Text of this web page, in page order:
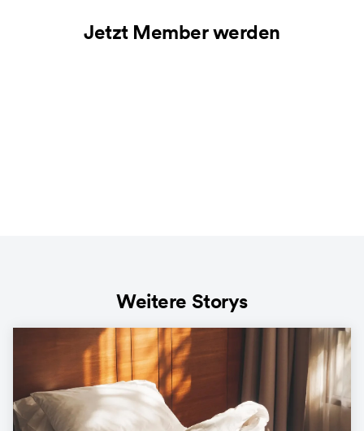
Jetzt Member werden
Weitere Storys